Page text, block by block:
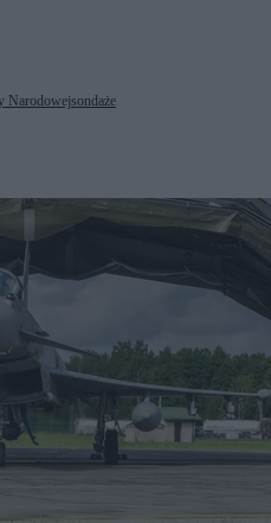
Narodowejsondaże